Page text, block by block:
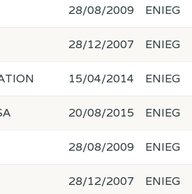
28/08/2009 ENIEG
28/12/2007 ENIEG
15/04/2014 ENIEG
20/08/2015 ENIEG
28/08/2009 ENIEG
28/12/2007 ENIEG